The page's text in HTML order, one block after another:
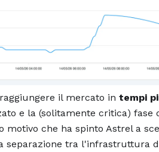
il mercato in tempi
e la (solitamente critica)
che ha spinto Astrel a
tra l'infrastruttura